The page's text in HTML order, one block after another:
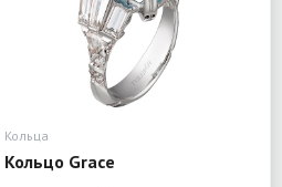
Кольца
Кольцо Grace